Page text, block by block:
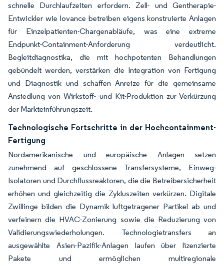
schnelle Durchlaufzeiten erfordern. Zell- und Gentherapie-
Entwickler wie Iovance betreiben eigens konstruierte Anlagen
für Einzelpatienten-Chargenabläufe, was eine extreme
Endpunkt-Containment-Anforderung verdeutlicht.
Begleitdiagnostika, die mit hochpotenten Behandlungen
gebündelt werden, verstärken die Integration von Fertigung
und Diagnostik und schaffen Anreize für die gemeinsame
Ansiedlung von Wirkstoff- und Kit-Produktion zur Verkürzung
der Markteinführungszeit.
Technologische Fortschritte in der Hochcontainment-
Fertigung
Nordamerikanische und europäische Anlagen setzen
zunehmend auf geschlossene Transfersysteme, Einweg-
Isolatoren und Durchflussreaktoren, die die Betreibersicherheit
erhöhen und gleichzeitig die Zykluszeiten verkürzen. Digitale
Zwillinge bilden die Dynamik luftgetragener Partikel ab und
verfeinern die HVAC-Zonierung sowie die Reduzierung von
Validierungswiederholungen. Technologietransfers an
ausgewählte Asien-Pazifik-Anlagen laufen über lizenzierte
Pakete und ermöglichen multiregionale